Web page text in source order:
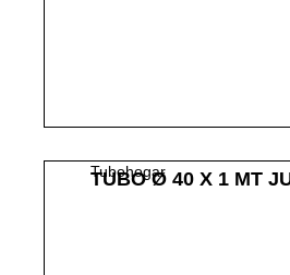
Tubohogar
TUBO Ø 40 X 1 MT